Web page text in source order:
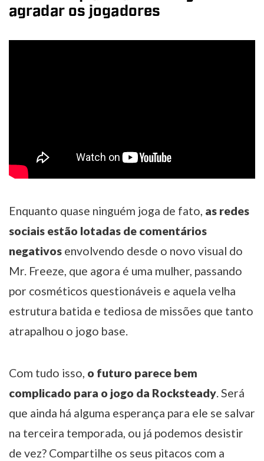
agradar os jogadores
Enquanto quase ninguém joga de fato, as redes
sociais estão lotadas de comentários
negativos envolvendo desde o novo visual do
Mr. Freeze, que agora é uma mulher, passando
por cosméticos questionáveis e aquela velha
estrutura batida e tediosa de missões que tanto
atrapalhou o jogo base.
Com tudo isso, o futuro parece bem
complicado para o jogo da Rocksteady. Será
que ainda há alguma esperança para ele se salvar
na terceira temporada, ou já podemos desistir
de vez? Compartilhe os seus pitacos com a